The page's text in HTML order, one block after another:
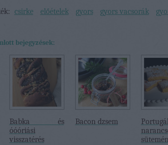
csirke előételek gyors gyors vacsorák
bejegyzések:
Babka és
óóóriási
visszatérés
Bacon dzsem